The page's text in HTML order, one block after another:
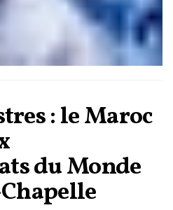
: le Maroc
du Monde